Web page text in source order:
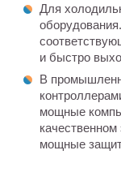
Для
и быстро
В
мощные
мощные